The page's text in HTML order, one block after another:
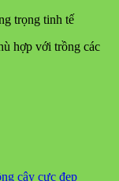
trọng tinh tế
hợp với trồng các